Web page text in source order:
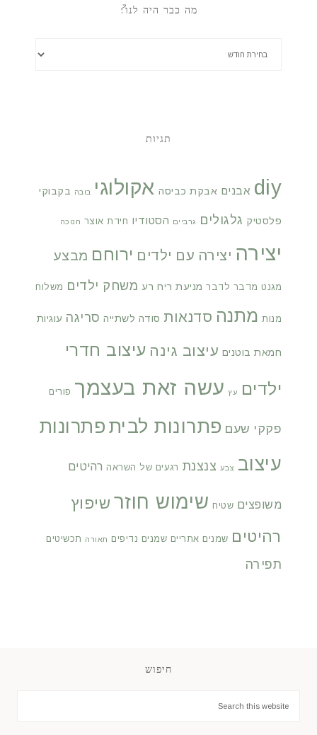
מה כבר היה לנו?
תגיות
diy אבנים אבקת כביסה אקולוגי בובה בקבוקי
פלסטיק גלגולים גרביים הסטודיו חידת אוצר חנוכה
יצירה יצירה עם ילדים ירוחם מבצע
מגנט מדבר לדבר מניעת ריח רע משחק ילדים משלוח
מנות מתנה סדנאות סודה לשתייה סריגה עוגיות
חמאת בוטנים עיצוב גינה עיצוב חדרי
ילדים עץ עשה זאת בעצמך פורים
פקקי שעם פתרונות לבית פתרונות
עיצוב צבע צנצנת רגעים של השראה רהיטים
משופצים שטיח שימוש חוזר שיפוץ
רהיטים שמנים אתריים שמנים נדיפים תאורה תכשיטים
תפירה
חיפוש